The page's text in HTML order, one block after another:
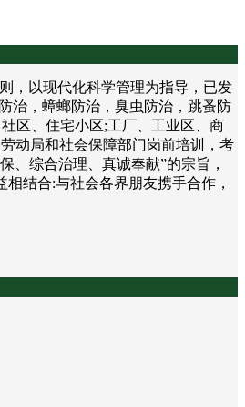
，以现代化科学管理为指导，已发
治，蟑螂防治，臭虫防治，跳蚤防
区、住宅小区;工厂、工业区、商
动局和社会保障部门岗前培训，考
、综合治理、真诚奉献”的宗旨，
结合:与社会各界朋友携手合作，